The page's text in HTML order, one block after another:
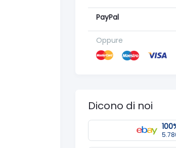
PayPal
Oppure
Dicono di noi